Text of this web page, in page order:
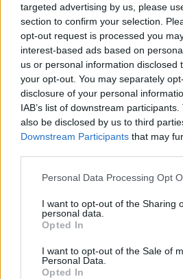
targeted advertising by us, please
section to confirm your selection.
opt-out request is processed you
interest-based ads based on
us or personal information disclosed
your opt-out. You may separately
disclosure of your personal
IAB’s list of downstream
also be disclosed by us to third
Downstream Participants that may
Personal Data Processing Opt
I want to opt-out of the Sharing
personal data.
Opted In
I want to opt-out of the Sale of
Personal Data.
Opted In
Σε συνθήκες… καύσωνα οι
Δημοτικού Λιμενικού Ταμείου
με συγκεκριμένα στοιχεία
στη Ρόδο όπου παραλίγο να
(video)